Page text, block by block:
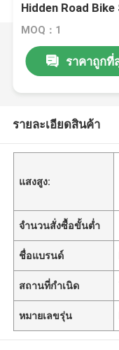
Hidden Road
MOQ：1
ราคาถูกที่
รายละเอียดสินค้า
แสงสูง:
จำนวนสั่งซื้อขั้นต่ำ
ชื่อแบรนด์
สถานที่กำเนิด
หมายเลขรุ่น